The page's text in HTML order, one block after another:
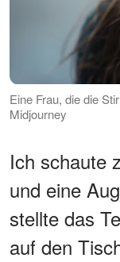
Eine Frau, die die
Midjourney
Ich schaute
und eine
stellte das
auf den